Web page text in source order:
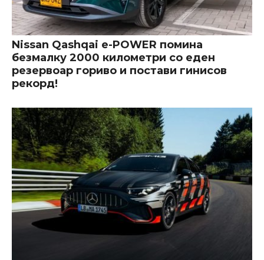
Nissan Qashqai e-POWER помина
безмалку 2000 километри со еден
резервоар гориво и постави гинисов
рекорд!